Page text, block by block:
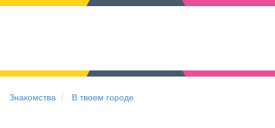
Знакомства В твоем городе